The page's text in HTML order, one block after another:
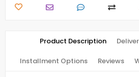
Product Description
Installment Options Reviews